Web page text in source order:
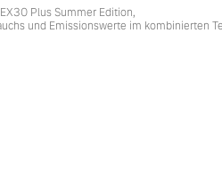
Plus Summer Edition,
und Emissionswerte im kombinierten